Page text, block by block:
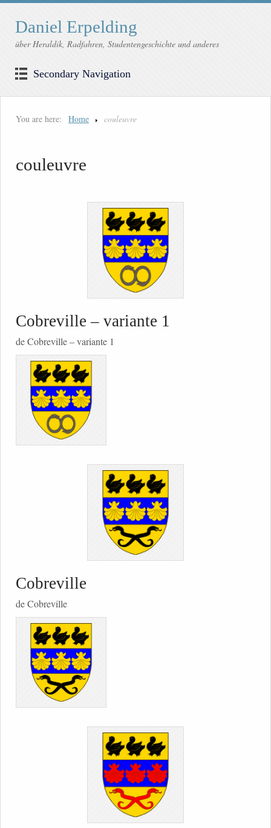
Daniel Erpelding
über Heraldik, Radfahren, Studentengeschichte und anderes
Secondary Navigation
You are here: Home couleuvre
couleuvre
Cobreville – variante 1
de Cobreville – variante 1
Cobreville
de Cobreville